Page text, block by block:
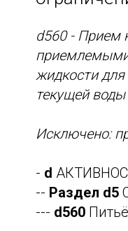
d560 - Прием
жидкости для
текущей
Исключено:
- d
-- Раздел d5
--- d560 Питьё